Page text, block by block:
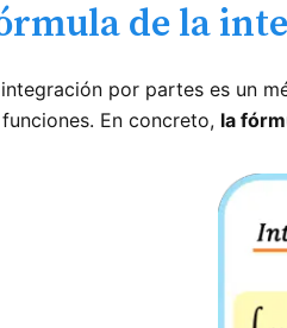
de la
por partes es un
En concreto, la